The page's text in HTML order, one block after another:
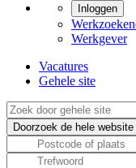
Inloggen
Werkgever
Vacatures
Gehele site